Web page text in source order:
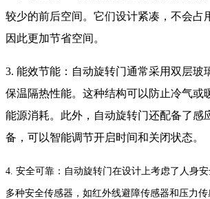
较少的前后空间。它们设计紧凑，不会占
因此更加节省空间。
3. 能效节能：自动旋转门通常采用双层玻
保温隔热性能。这种结构可以防止冷气或
能源消耗。此外，自动旋转门还配备了感
备，可以智能调节开启时间和关闭状态。
4. 安全可靠：自动旋转门在设计上考虑了人身
多种安全传感器，如红外线避障传感器和压力